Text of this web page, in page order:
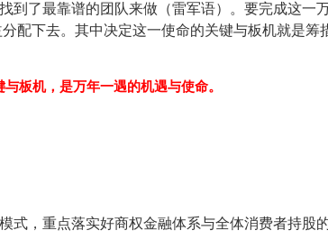
到了最靠谱的团队来做（雷军语）。要完成这一
配下去。其中决定这一使命的关键与板机就是筹
板机，是万年一遇的机遇与使命。
，重点落实好商权金融体系与全体消费者持股